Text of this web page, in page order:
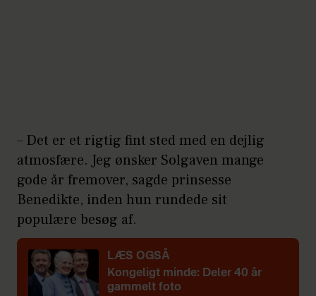
– Det er et rigtig fint sted med en dejlig
atmosfære. Jeg ønsker Solgaven mange
gode år fremover, sagde prinsesse
Benedikte, inden hun rundede sit
populære besøg af.
LÆS OGSÅ
Kongeligt minde: Deler 40 år
gammelt foto